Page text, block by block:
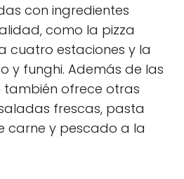
con ingredientes
como la pizza
cuatro estaciones y la
y funghi. Además de las
también ofrece otras
frescas, pasta
carne y pescado a la